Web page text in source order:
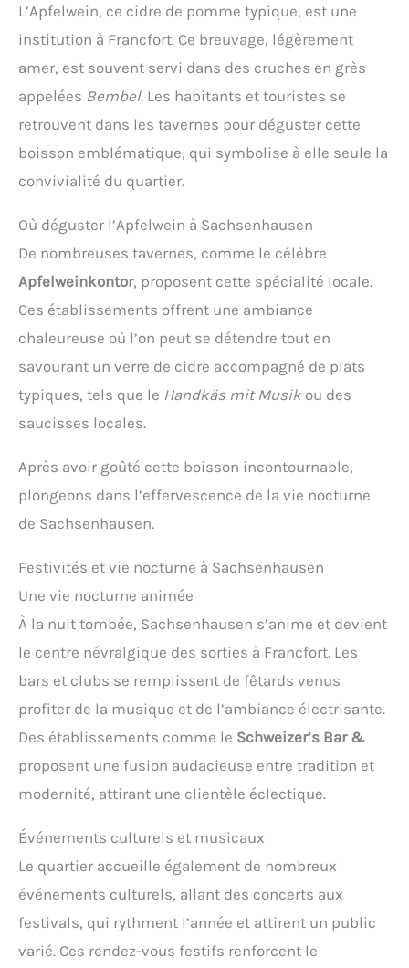
L’Apfelwein, ce cidre de pomme typique, est une
institution à Francfort. Ce breuvage, légèrement
amer, est souvent servi dans des cruches en grès
appelées Bembel. Les habitants et touristes se
retrouvent dans les tavernes pour déguster cette
boisson emblématique, qui symbolise à elle seule la
convivialité du quartier.
Où déguster l’Apfelwein à Sachsenhausen
De nombreuses tavernes, comme le célèbre
Apfelweinkontor, proposent cette spécialité locale.
Ces établissements offrent une ambiance
chaleureuse où l’on peut se détendre tout en
savourant un verre de cidre accompagné de plats
typiques, tels que le Handkäs mit Musik ou des
saucisses locales.
Après avoir goûté cette boisson incontournable,
plongeons dans l’effervescence de la vie nocturne
de Sachsenhausen.
Festivités et vie nocturne à Sachsenhausen
Une vie nocturne animée
À la nuit tombée, Sachsenhausen s’anime et devient
le centre névralgique des sorties à Francfort. Les
bars et clubs se remplissent de fêtards venus
profiter de la musique et de l’ambiance électrisante.
Des établissements comme le Schweizer’s Bar &
proposent une fusion audacieuse entre tradition et
modernité, attirant une clientèle éclectique.
Événements culturels et musicaux
Le quartier accueille également de nombreux
événements culturels, allant des concerts aux
festivals, qui rythment l’année et attirent un public
varié. Ces rendez-vous festifs renforcent le